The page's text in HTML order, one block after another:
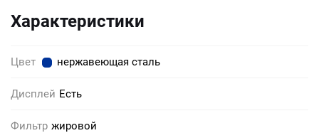
Характеристики
Цвет нержавеющая сталь
Дисплей Есть
Фильтр жировой